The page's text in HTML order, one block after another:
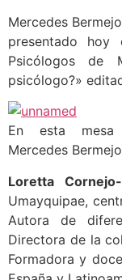
Mercedes
presentado
Psicólogos de
psicólogo?»
En esta mesa
Mercedes
Loretta
Umayquipae,
Autora de
Directora de la
Formadora y